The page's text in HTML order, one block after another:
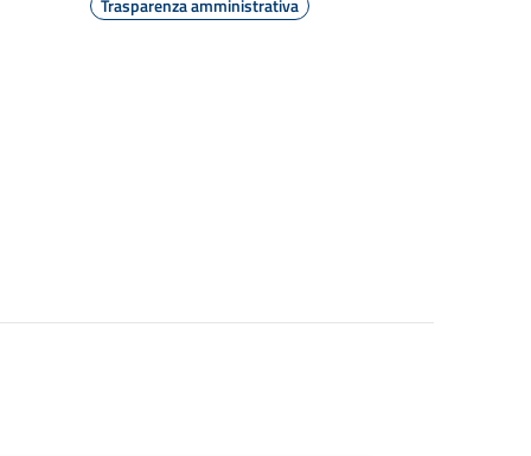
Trasparenza amministrativa